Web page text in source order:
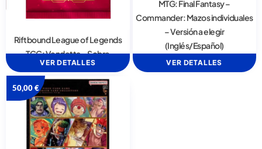
Riftbound League of Legends
TCG: Vendetta – Sobre
VER DETALLES
MTG: Final Fantasy –
Commander: Mazos individuales
– Versión a elegir
(Inglés/Español)
VER DETALLES
50,00€